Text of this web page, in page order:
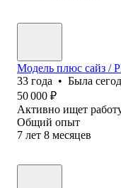
Модель плюс сайз /
33 года • Была
50 000 ₽
Активно ищет
Общий опыт
7 лет 8 месяцев